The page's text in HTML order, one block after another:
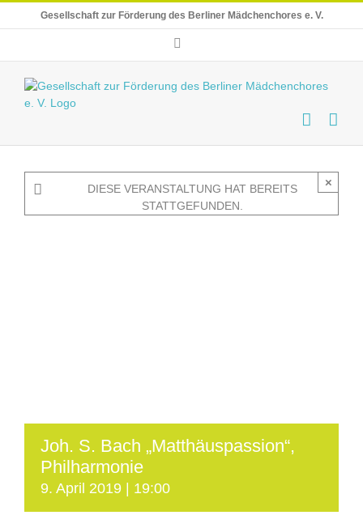
Gesellschaft zur Förderung des Berliner Mädchenchores e. V.
DIESE VERANSTALTUNG HAT BEREITS
STATTGEFUNDEN.
×
Joh. S. Bach „Matthäuspassion“,
Philharmonie
9. April 2019 | 19:00